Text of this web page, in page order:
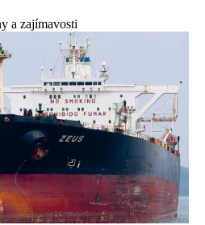
a zajímavosti